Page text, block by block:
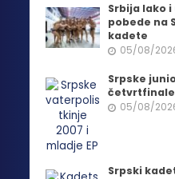
Srbija lako
pobede na
kadete
05/08/
Srpske
četvrtfinale
05/08/
Srpski